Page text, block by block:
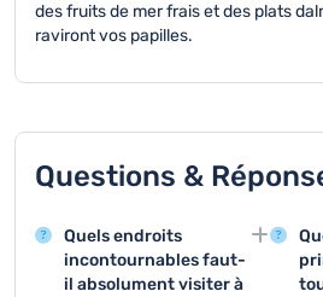
des fruits de mer frais et des plats
raviront vos papilles.
Questions &
Quels endroits
incontournables faut-
il absolument visiter à